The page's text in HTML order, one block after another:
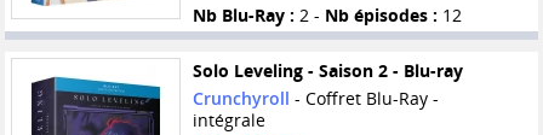
Nb Blu-Ray : 2 - Nb épisodes : 12
Solo Leveling - Saison 2 - Blu-ray
Crunchyroll - Coffret Blu-Ray -
intégrale